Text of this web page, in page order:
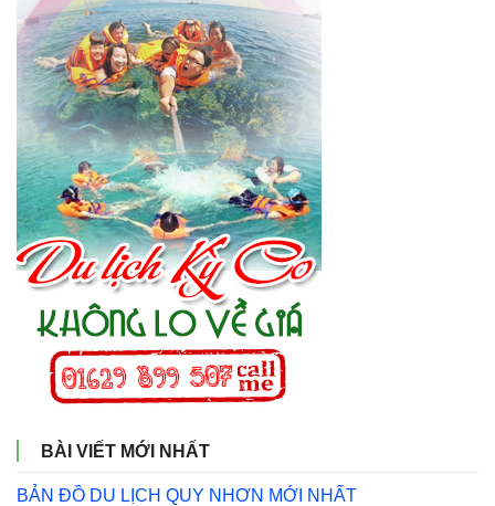
BÀI VIẾT MỚI NHẤT
BẢN ĐỒ DU LỊCH QUY NHƠN MỚI NHẤT